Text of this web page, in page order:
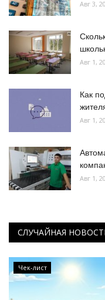
Авг 3,
Авг 1,
Как
Авг 1,
Авг 1,
СЛУЧАЙНАЯ
Чек-лист